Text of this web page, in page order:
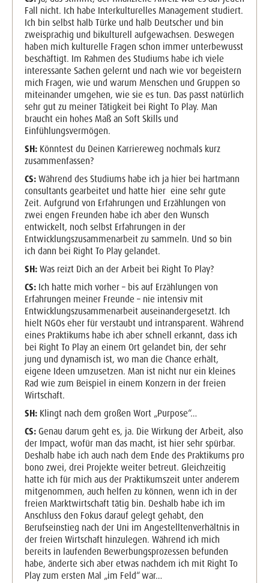
Fall nicht. Ich habe Interkulturelles Management studiert.
Ich bin selbst halb Türke und halb Deutscher und bin
zweisprachig und bikulturell aufgewachsen. Deswegen
haben mich kulturelle Fragen schon immer unterbewusst
beschäftigt. Im Rahmen des Studiums habe ich viele
interessante Sachen gelernt und nach wie vor begeistern
mich Fragen, wie und warum Menschen und Gruppen so
miteinander umgehen, wie sie es tun. Das passt natürlich
sehr gut zu meiner Tätigkeit bei Right To Play. Man
braucht ein hohes Maß an Soft Skills und
Einfühlungsvermögen.
SH: Könntest du Deinen Karriereweg nochmals kurz
zusammenfassen?
CS: Während des Studiums habe ich ja hier bei hartmann
consultants gearbeitet und hatte hier eine sehr gute
Zeit. Aufgrund von Erfahrungen und Erzählungen von
zwei engen Freunden habe ich aber den Wunsch
entwickelt, noch selbst Erfahrungen in der
Entwicklungszusammenarbeit zu sammeln. Und so bin
ich dann bei Right To Play gelandet.
SH: Was reizt Dich an der Arbeit bei Right To Play?
CS: Ich hatte mich vorher – bis auf Erzählungen von
Erfahrungen meiner Freunde – nie intensiv mit
Entwicklungszusammenarbeit auseinandergesetzt. Ich
hielt NGOs eher für verstaubt und intransparent. Während
eines Praktikums habe ich aber schnell erkannt, dass ich
bei Right To Play an einem Ort gelandet bin, der sehr
jung und dynamisch ist, wo man die Chance erhält,
eigene Ideen umzusetzen. Man ist nicht nur ein kleines
Rad wie zum Beispiel in einem Konzern in der freien
Wirtschaft.
SH: Klingt nach dem großen Wort „Purpose“…
CS: Genau darum geht es, ja. Die Wirkung der Arbeit, also
der Impact, wofür man das macht, ist hier sehr spürbar.
Deshalb habe ich auch nach dem Ende des Praktikums pro
bono zwei, drei Projekte weiter betreut. Gleichzeitig
hatte ich für mich aus der Praktikumszeit unter anderem
mitgenommen, auch helfen zu können, wenn ich in der
freien Marktwirtschaft tätig bin. Deshalb habe ich im
Anschluss den Fokus darauf gelegt gehabt, den
Berufseinstieg nach der Uni im Angestelltenverhältnis in
der freien Wirtschaft hinzulegen. Während ich mich
bereits in laufenden Bewerbungsprozessen befunden
habe, änderte sich aber etwas nachdem ich mit Right To
Play zum ersten Mal „im Feld“ war…